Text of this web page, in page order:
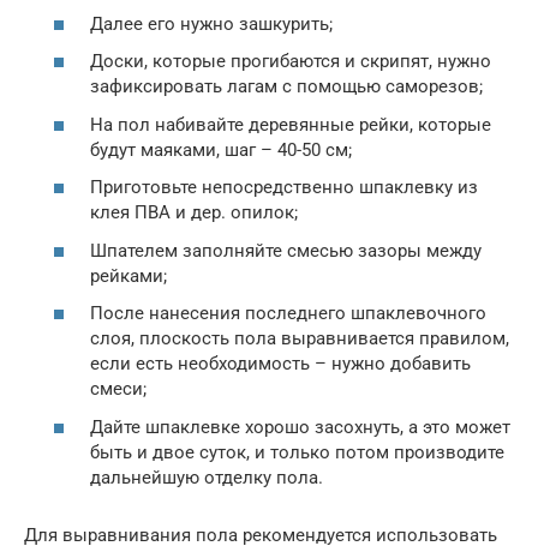
Далее его нужно зашкурить;
Доски, которые прогибаются и скрипят, нужно
зафиксировать лагам с помощью саморезов;
На пол набивайте деревянные рейки, которые
будут маяками, шаг – 40-50 см;
Приготовьте непосредственно шпаклевку из
клея ПВА и дер. опилок;
Шпателем заполняйте смесью зазоры между
рейками;
После нанесения последнего шпаклевочного
слоя, плоскость пола выравнивается правилом,
если есть необходимость – нужно добавить
смеси;
Дайте шпаклевке хорошо засохнуть, а это может
быть и двое суток, и только потом производите
дальнейшую отделку пола.
Для выравнивания пола рекомендуется использовать